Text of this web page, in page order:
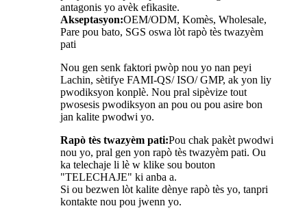
antagonis yo avèk efikasite.
Akseptasyon:OEM/ODM, Komès, Wholesale,
Pare pou bato, SGS oswa lòt rapò tès twazyèm
pati
Nou gen senk faktori pwòp nou yo nan peyi
Lachin, sètifye FAMI-QS/ ISO/ GMP, ak yon liy
pwodiksyon konplè. Nou pral sipèvize tout
pwosesis pwodiksyon an pou ou pou asire bon
jan kalite pwodwi yo.
Rapò tès twazyèm pati:Pou chak pakèt pwodwi
nou yo, pral gen yon rapò tès twazyèm pati. Ou
ka telechaje li lè w klike sou bouton
"TELECHAJE" ki anba a.
Si ou bezwen lòt kalite dènye rapò tès yo, tanpri
kontakte nou pou jwenn yo.